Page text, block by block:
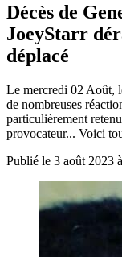
Décès de
JoeyStarr
déplacé
Le mercredi 02 Août,
de nombreuses
particulièrement
provocateur... Voici
Publié le 3 août 2023